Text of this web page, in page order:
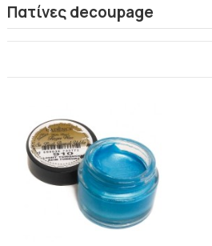
Πατίνες decoupage